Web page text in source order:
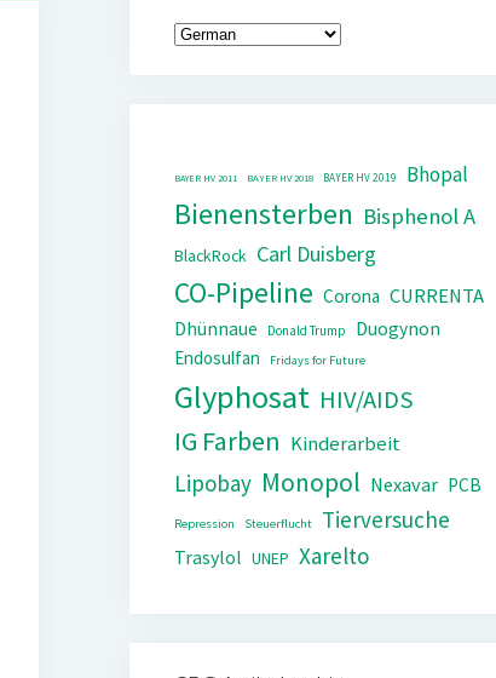
BAYER HV 2011 BAYER HV 2018 BAYER HV 2019 Bhopal
Bienensterben Bisphenol A
BlackRock Carl Duisberg
CO-Pipeline Corona CURRENTA
Dhünnaue Donald Trump
Duogynon
Endosulfan
Fridays for Future
Glyphosat HIV/AIDS
IG Farben Kinderarbeit
Lipobay Monopol Nexavar PCB
Repression Steuerflucht Tierversuche
Trasylol UNEP Xarelto